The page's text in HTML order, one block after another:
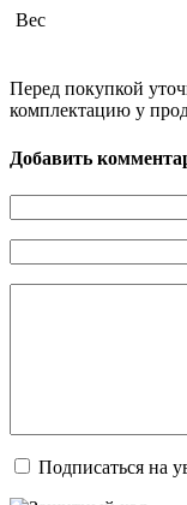
Вес
Перед покупкой
комплектацию у
Добавить
Подписаться на